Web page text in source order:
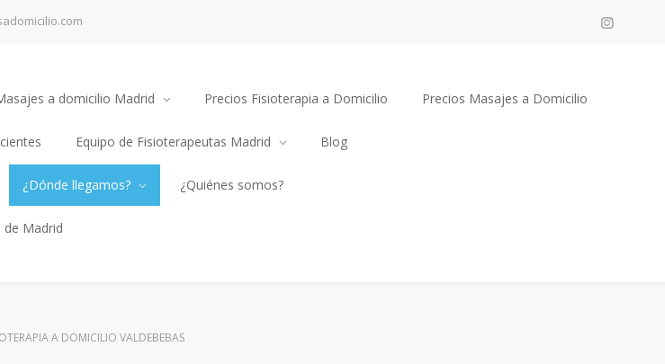
a domicilio Madrid Precios Fisioterapia a Domicilio Precios Masajes a Domicilio
Equipo de Fisioterapeutas Madrid Blog
¿Dónde llegamos? ¿Quiénes somos?
de Madrid
A DOMICILIO VALDEBEBAS